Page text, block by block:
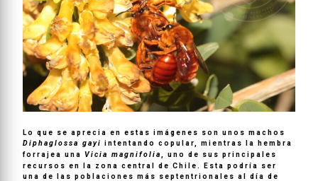
Lo que se aprecia en estas imágenes son unos machos
Diphaglossa gayi intentando copular, mientras la hembra
forrajea una Vicia magnifolia
, uno de sus principales
recursos en la zona central de Chile. Esta podría ser
una de las poblaciones más septentrionales al día de